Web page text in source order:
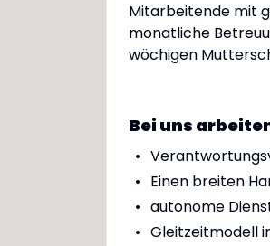
Mitarbeitende mit
monatliche
wöchigen
Bei uns
Einen breiten
autonome
Gleitzeitmodell